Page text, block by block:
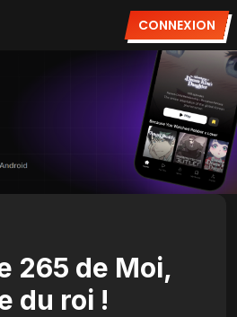
CONNEXION
265 de Moi,
du roi !